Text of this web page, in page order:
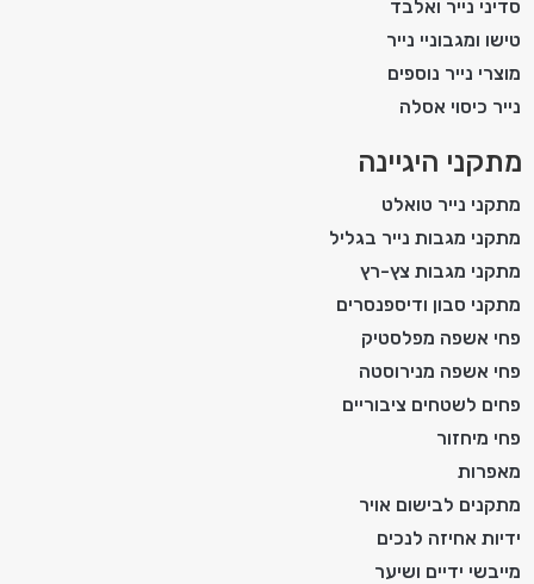
סדיני נייר ואלבד
טישו ומגבוניי נייר
מוצרי נייר נוספים
נייר כיסוי אסלה
מתקני היגיינה
מתקני נייר טואלט
מתקני מגבות נייר בגליל
מתקני מגבות צץ-רץ
מתקני סבון ודיספנסרים
פחי אשפה מפלסטיק
פחי אשפה מנירוסטה
פחים לשטחים ציבוריים
פחי מיחזור
מאפרות
מתקנים לבישום אויר
ידיות אחיזה לנכים
מייבשי ידיים ושיער